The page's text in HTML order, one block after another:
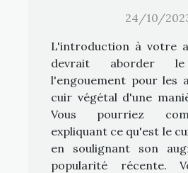
24/10/
L'introduction à votre
devrait aborder
l'engouement pour les
cuir végétal d'une
Vous pourriez
expliquant ce qu'est le
en soulignant son
popularité récente.